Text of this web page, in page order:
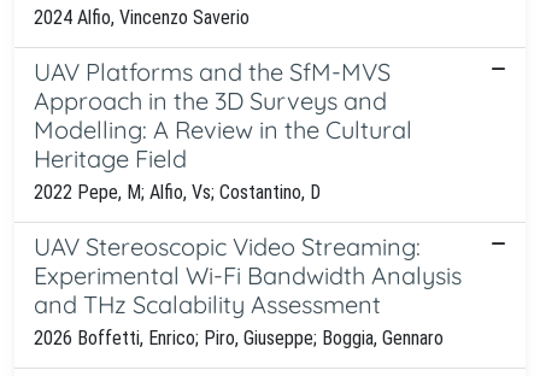
2024 Alfio, Vincenzo Saverio
UAV Platforms and the SfM-MVS
Approach in the 3D Surveys and
Modelling: A Review in the Cultural
Heritage Field
2022 Pepe, M; Alfio, Vs; Costantino, D
UAV Stereoscopic Video Streaming:
Experimental Wi-Fi Bandwidth Analysis
and THz Scalability Assessment
2026 Boffetti, Enrico; Piro, Giuseppe; Boggia, Gennaro